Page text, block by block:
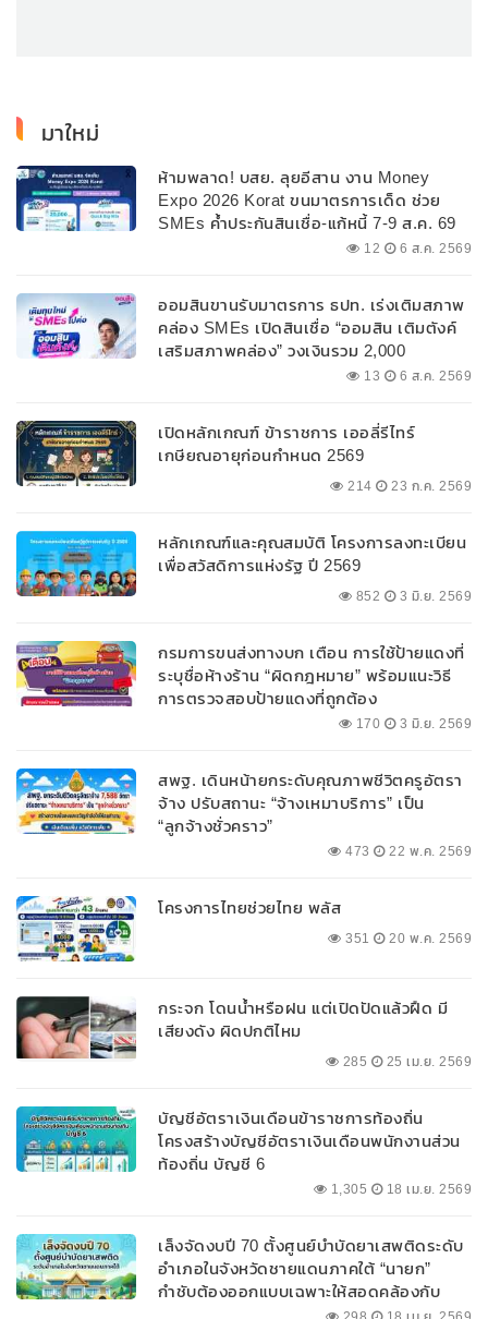
มาใหม่
ห้ามพลาด! บสย. ลุยอีสาน งาน Money
Expo 2026 Korat ขนมาตรการเด็ด ช่วย
SMEs ค้ำประกันสินเชื่อ-แก้หนี้ 7-9 ส.ค. 69
12 6 ส.ค. 2569
ออมสินขานรับมาตรการ ธปท. เร่งเติมสภาพ
คล่อง SMEs เปิดสินเชื่อ “ออมสิน เติมตังค์
เสริมสภาพคล่อง” วงเงินรวม 2,000
ลบ.สนับสนุนเงินทุนหมุนเวียนวงเงินกู้สูงสุด
13 6 ส.ค. 2569
เปิดหลักเกณฑ์ ข้าราชการ เออลี่รีไทร์
เกษียณอายุก่อนกำหนด 2569
214 23 ก.ค. 2569
หลักเกณฑ์และคุณสมบัติ โครงการลงทะเบียน
เพื่อสวัสดิการแห่งรัฐ ปี 2569
852 3 มิ.ย. 2569
กรมการขนส่งทางบก เตือน การใช้ป้ายแดงที่
ระบุชื่อห้างร้าน “ผิดกฎหมาย” พร้อมแนะวิธี
การตรวจสอบป้ายแดงที่ถูกต้อง
170 3 มิ.ย. 2569
สพฐ. เดินหน้ายกระดับคุณภาพชีวิตครูอัตรา
จ้าง ปรับสถานะ “จ้างเหมาบริการ” เป็น
“ลูกจ้างชั่วคราว”
473 22 พ.ค. 2569
โครงการไทยช่วยไทย พลัส
351 20 พ.ค. 2569
กระจก โดนน้ำหรือฝน แต่เปิดปัดแล้วฝืด มี
เสียงดัง ผิดปกติไหม
285 25 เม.ย. 2569
บัญชีอัตราเงินเดือนข้าราชการท้องถิ่น
โครงสร้างบัญชีอัตราเงินเดือนพนักงานส่วน
ท้องถิ่น บัญชี 6
1,305 18 เม.ย. 2569
เล็งจัดงบปี 70 ตั้งศูนย์บำบัดยาเสพติดระดับ
อำเภอในจังหวัดชายแดนภาคใต้ “นายก”
กำชับต้องออกแบบเฉพาะให้สอดคล้องกับ